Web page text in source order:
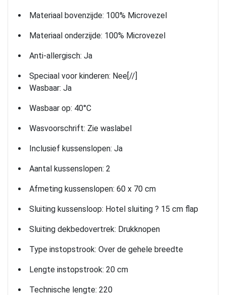
Materiaal bovenzijde: 100% Microvezel
Materiaal onderzijde: 100% Microvezel
Anti-allergisch: Ja
Speciaal voor kinderen: Nee[//]
Wasbaar: Ja
Wasbaar op: 40°C
Wasvoorschrift: Zie waslabel
Inclusief kussenslopen: Ja
Aantal kussenslopen: 2
Afmeting kussenslopen: 60 x 70 cm
Sluiting kussensloop: Hotel sluiting ? 15 cm flap
Sluiting dekbedovertrek: Drukknopen
Type instopstrook: Over de gehele breedte
Lengte instopstrook: 20 cm
Technische lengte: 220